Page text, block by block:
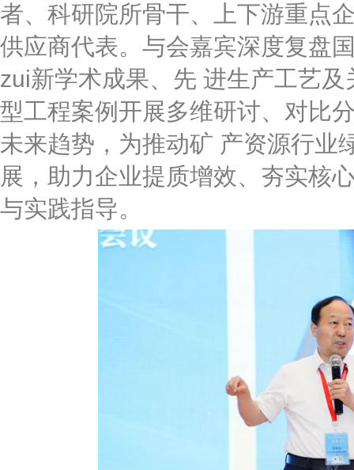
者、科研院所骨干、上下游重点
供应商代表。与会嘉宾深度复盘
zui新学术成果、先 进生产工艺
型工程案例开展多维研讨、对比
未来趋势，为推动矿 产资源行业
展，助力企业提质增效、夯实核
与实践指导。